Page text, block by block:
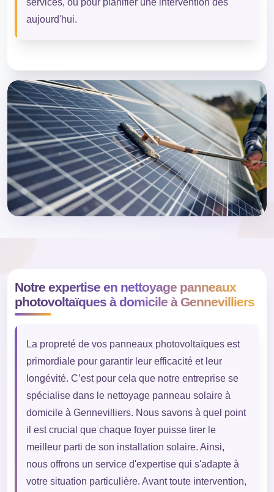
aujourd'hui.
Notre expertise en nettoyage panneaux
photovoltaïques à domicile à Gennevilliers
La propreté de vos panneaux photovoltaïques est
primordiale pour garantir leur efficacité et leur
longévité. C’est pour cela que notre entreprise se
spécialise dans le nettoyage panneau solaire à
domicile à Gennevilliers. Nous savons à quel point
il est crucial que chaque foyer puisse tirer le
meilleur parti de son installation solaire. Ainsi,
nous offrons un service d'expertise qui s'adapte à
votre situation particulière. Avant toute intervention,